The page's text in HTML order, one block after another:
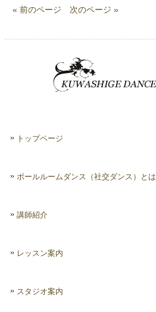
« 前のページ 次のページ »
トップページ
ボールルームダンス（社交ダンス）とは
講師紹介
レッスン案内
スタジオ案内